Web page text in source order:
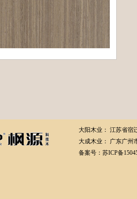
大阳木业： 江苏省宿
大成木业： 广东广
备案号： 苏ICP备